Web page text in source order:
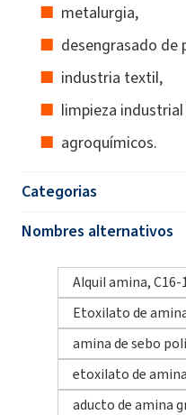
metalurgia,
desengrasado de
industria textil,
limpieza
agroquímicos.
Categorias
Nombres alternativos
Alquil amina, C16-
Etoxilato de
amina de sebo
etoxilato de
aducto de amina